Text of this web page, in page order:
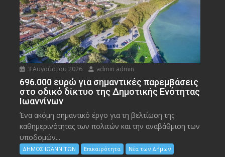
3 Αυγούστου 2026 admin admin
696.000 ευρώ για σημαντικές παρεμβάσεις
στο οδικό δίκτυο της Δημοτικής Ενότητας
Ιωαννίνων
Ένα ακόμη σημαντικό έργο για τη βελτίωση της
καθημερινότητας των πολιτών και την αναβάθμιση των
υποδομών...
ΔΗΜΟΣ ΙΩΑΝΝΙΤΩΝ Επικαιρότητα Νέα των Δήμων